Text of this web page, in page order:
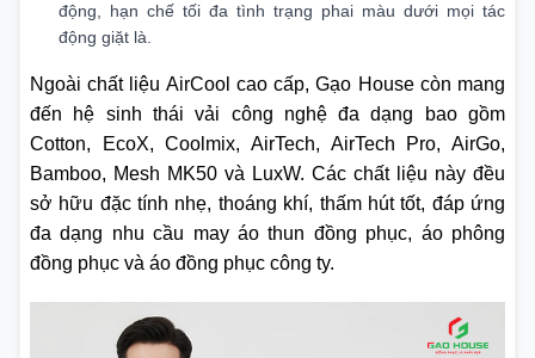
động, hạn chế tối đa tình trạng phai màu dưới mọi tác
động giặt là.
Ngoài chất liệu AirCool cao cấp, Gạo House còn mang
đến hệ sinh thái vải công nghệ đa dạng bao gồm
Cotton, EcoX, Coolmix, AirTech, AirTech Pro, AirGo,
Bamboo, Mesh MK50 và LuxW. Các chất liệu này đều
sở hữu đặc tính nhẹ, thoáng khí, thấm hút tốt, đáp ứng
đa dạng nhu cầu may áo thun đồng phục, áo phông
đồng phục và áo đồng phục công ty.